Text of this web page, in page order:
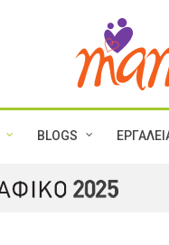
BLOGS